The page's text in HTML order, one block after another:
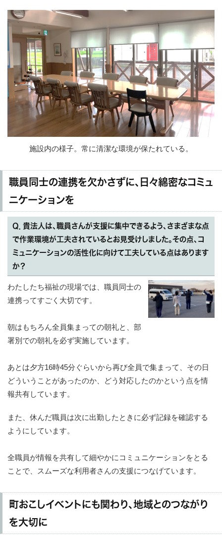
施設内の様子。常に清潔な環境が保たれている。
職員同士の連携を欠かさずに、日々綿密なコミュ
ニケーションを
Q．貴法人は、職員さんが支援に集中できるよう、さまざまな点
で作業環境が工夫されているとお見受けしました。その点、コ
ミュニケーションの活性化に向けて工夫している点はあります
か？
わたしたち福祉の現場では、職員同士の
連携ってすごく大切です。
朝はもちろん全員集まっての朝礼と、部
署別での朝礼を必ず実施しています。
あとは夕方16時45分ぐらいから再び全員で集まって、その日
どういうことがあったのか、どう対応したのかという点を情
報共有しています。
また、休んだ職員は次に出勤したときに必ず記録を確認する
ようにしています。
全職員が情報を共有して細やかにコミュニケーションをとる
ことで、スムーズな利用者さんの支援につなげています。
町おこしイベントにも関わり、地域とのつながり
を大切に